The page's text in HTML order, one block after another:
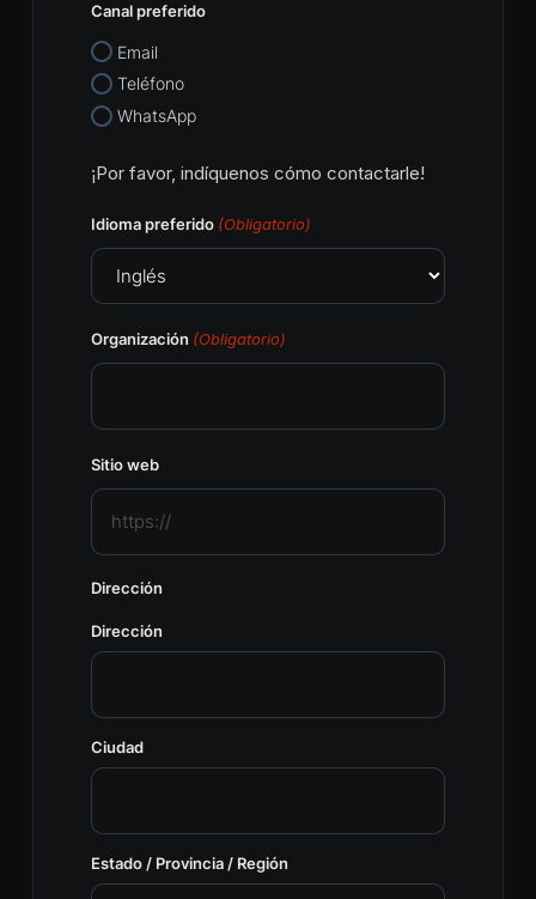
Canal preferido
Email
Teléfono
WhatsApp
¡Por favor, indíquenos cómo contactarle!
Idioma preferido (Obligatorio)
Organización (Obligatorio)
Sitio web
Dirección
Dirección
Ciudad
Estado / Provincia / Región